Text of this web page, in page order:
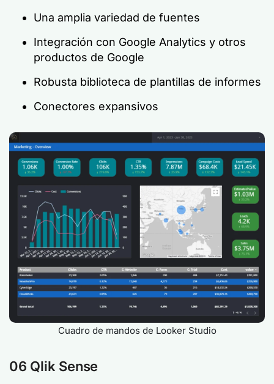
Una amplia variedad de fuentes
Integración con Google Analytics y otros
productos de Google
Robusta biblioteca de plantillas de informes
Conectores expansivos
Cuadro de mandos de Looker Studio
06 Qlik Sense